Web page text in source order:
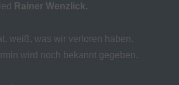
Rainer Wenzlick.
weiß, was wir verloren haben.
wird noch bekannt gegeben.